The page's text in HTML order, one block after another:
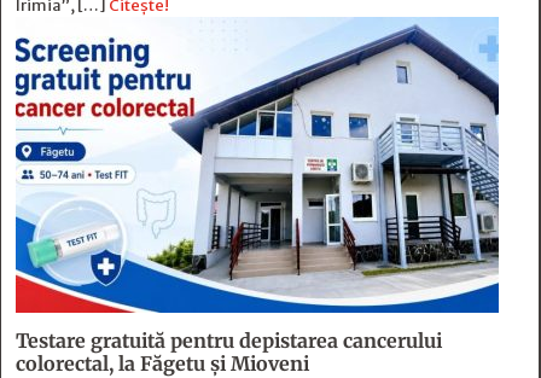
Irimia”, […] Citește!
Testare gratuită pentru depistarea cancerului
colorectal, la Făgetu și Mioveni